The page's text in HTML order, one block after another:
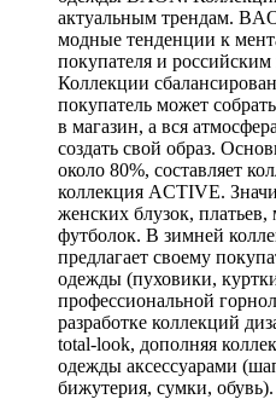
актуальным трендам.
модные тенденции к
покупателя и
Коллекции
покупатель может
в магазин, а вся
создать свой образ.
около 80%, составляет
коллекция ACTIVE.
женских блузок,
футболок. В зимней
предлагает своему
одежды (пуховики,
профессиональной
разработке коллекций
total-look, дополняя
одежды аксессуарами
бижутерия, сумки, обувь).